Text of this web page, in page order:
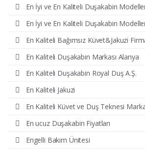
En İyi ve En Kaliteli Duşakabin
En İyi ve En Kaliteli Duşakabin
En Kaliteli Bağımsız Küvet&Jakuzi
En Kaliteli Duşakabin Markası Alanya
En Kaliteli Duşakabin Royal Duş A.Ş.
En Kaliteli Jakuzi
En Kaliteli Küvet ve Duş Teknesi
En ucuz Duşakabin Fiyatları
Engelli Bakım Ünitesi